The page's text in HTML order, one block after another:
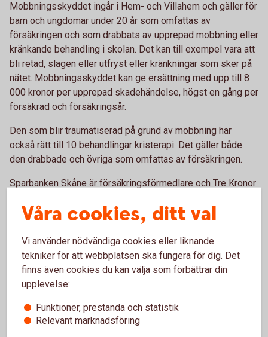
Mobbningsskyddet ingår i Hem- och Villahem och gäller för
barn och ungdomar under 20 år som omfattas av
försäkringen och som drabbats av upprepad mobbning eller
kränkande behandling i skolan. Det kan till exempel vara att
bli retad, slagen eller utfryst eller kränkningar som sker på
nätet. Mobbningsskyddet kan ge ersättning med upp till 8
000 kronor per upprepad skadehändelse, högst en gång per
försäkrad och försäkringsår.
Den som blir traumatiserad på grund av mobbning har
också rätt till 10 behandlingar kristerapi. Det gäller både
den drabbade och övriga som omfattas av försäkringen.
Sparbanken Skåne är försäkringsförmedlare och Tre Kronor
Kontakt
Du är välkommen att ringa Tre Kronors support och anmäla
skada om ditt barn har blivit utsatt för mobbning.
Telefontider måndag till fredag 08.00-17.00.
Ring Tre Kronors support på 0771- 23 33 33
Våra cookies, ditt val
Vi använder nödvändiga cookies eller liknande
tekniker för att webbplatsen ska fungera för dig. Det
finns även cookies du kan välja som förbättrar din
upplevelse:
Funktioner, prestanda och statistik
Relevant marknadsföring